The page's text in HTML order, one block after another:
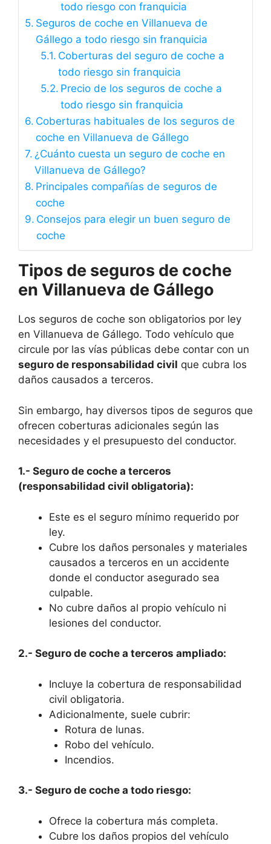
todo riesgo con franquicia
Seguros de coche en Villanueva de
Gállego a todo riesgo sin franquicia
Coberturas del seguro de coche a
todo riesgo sin franquicia
Precio de los seguros de coche a
todo riesgo sin franquicia
Coberturas habituales de los seguros de
coche en Villanueva de Gállego
¿Cuánto cuesta un seguro de coche en
Villanueva de Gállego?
Principales compañías de seguros de
coche
Consejos para elegir un buen seguro de
coche
Tipos de seguros de coche
en Villanueva de Gállego
Los seguros de coche son obligatorios por ley
en Villanueva de Gállego. Todo vehículo que
circule por las vías públicas debe contar con un
seguro de responsabilidad civil que cubra los
daños causados a terceros.
Sin embargo, hay diversos tipos de seguros que
ofrecen coberturas adicionales según las
necesidades y el presupuesto del conductor.
1.- Seguro de coche a terceros
(responsabilidad civil obligatoria):
Este es el seguro mínimo requerido por
ley.
Cubre los daños personales y materiales
causados a terceros en un accidente
donde el conductor asegurado sea
culpable.
No cubre daños al propio vehículo ni
lesiones del conductor.
2.- Seguro de coche a terceros ampliado:
Incluye la cobertura de responsabilidad
civil obligatoria.
Adicionalmente, suele cubrir:
Rotura de lunas.
Robo del vehículo.
Incendios.
3.- Seguro de coche a todo riesgo:
Ofrece la cobertura más completa.
Cubre los daños propios del vehículo